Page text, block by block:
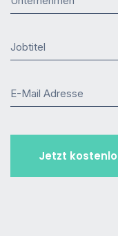
Jobtitel
E-Mail Adresse